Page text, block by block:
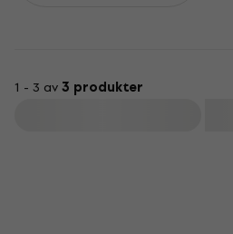
1 - 3 av3 produkter